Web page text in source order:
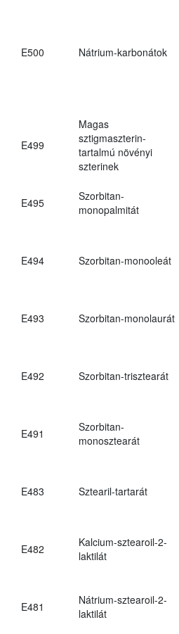
E500 Nátrium-karbonátok
E499
Magas
sztigmaszterin-
tartalmú növényi
szterinek
E495
Szorbitan-
monopalmitát
E494 Szorbitan-monooleát
E493 Szorbitan-monolaurát
E492 Szorbitan-trisztearát
E491
Szorbitan-
monosztearát
E483 Sztearil-tartarát
E482
Kalcium-sztearoil-2-
laktilát
E481
Nátrium-sztearoil-2-
laktilát